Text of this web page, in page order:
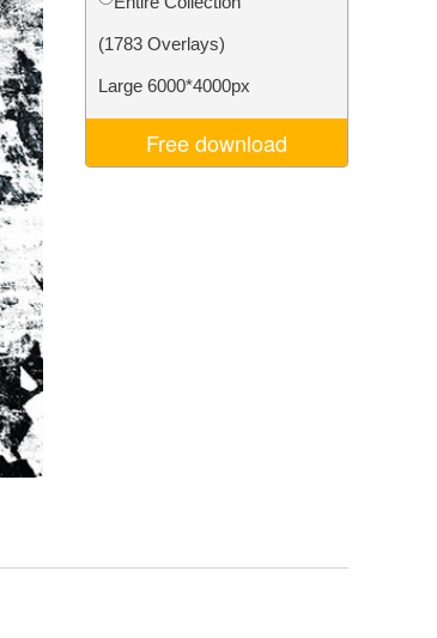
Video Editing Services
(1783 Overlays)
Large 6000*4000px
Free download